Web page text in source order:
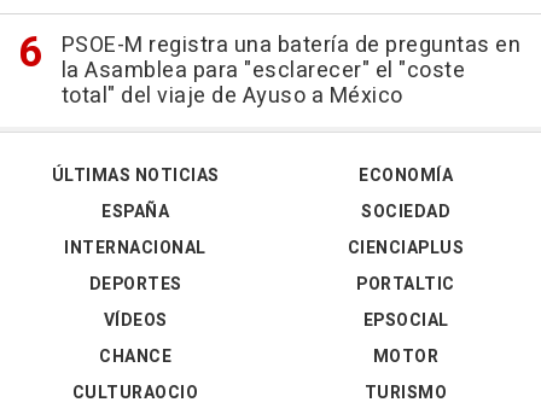
PSOE-M registra una batería de preguntas en
la Asamblea para "esclarecer" el "coste
total" del viaje de Ayuso a México
ÚLTIMAS NOTICIAS
ESPAÑA
INTERNACIONAL
DEPORTES
VÍDEOS
ECONOMÍA
SOCIEDAD
CIENCIAPLUS
PORTALTIC
EPSOCIAL
CHANCE
CULTURAOCIO
MOTOR
TURISMO